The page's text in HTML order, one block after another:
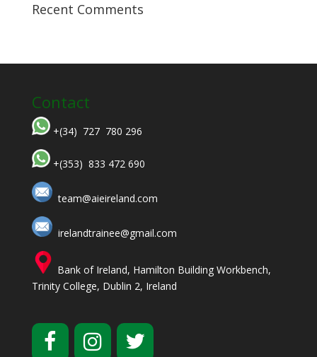
Recent Comments
Contact
+(34) 727 780 296
+(353) 833 472 690
team@aieireland.com
irelandtrainee@gmail.com
Bank of Ireland, Hamilton Building Workbench,
Trinity College, Dublin 2, Ireland